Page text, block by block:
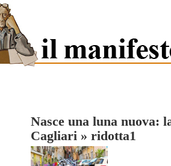
Nasce una luna nuova:
Cagliari » ridotta1